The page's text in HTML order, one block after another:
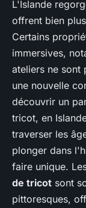
L'Islande
offrent bien
Certains
immersives,
ateliers ne sont
une nouvelle
découvrir un
tricot, en
traverser les
plonger dans
faire unique.
de tricot sont
pittoresques,